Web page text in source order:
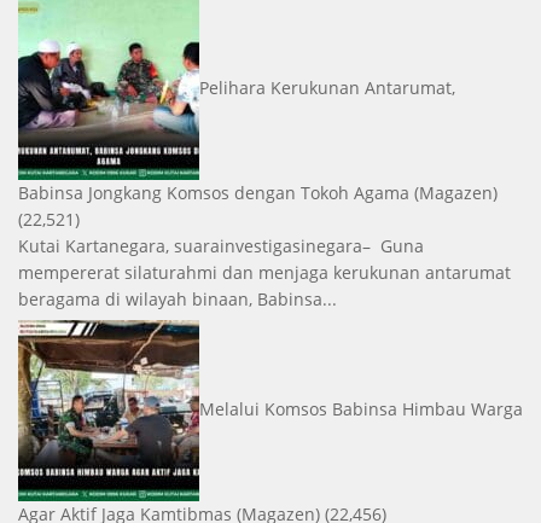
Pelihara Kerukunan Antarumat,
Babinsa Jongkang Komsos dengan Tokoh Agama (Magazen)
(22,521)
Kutai Kartanegara, suarainvestigasinegara– Guna
mempererat silaturahmi dan menjaga kerukunan antarumat
beragama di wilayah binaan, Babinsa...
Melalui Komsos Babinsa Himbau Warga
Agar Aktif Jaga Kamtibmas (Magazen) (22,456)